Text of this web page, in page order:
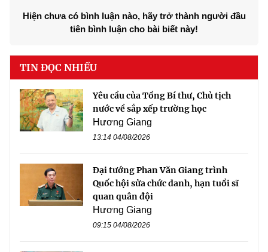
Hiện chưa có bình luận nào, hãy trở thành người đầu
tiên bình luận cho bài biết này!
TIN ĐỌC NHIỀU
Yêu cầu của Tổng Bí thư, Chủ tịch
nước về sắp xếp trường học
Hương Giang
13:14 04/08/2026
Đại tướng Phan Văn Giang trình
Quốc hội sửa chức danh, hạn tuổi sĩ
quan quân đội
Hương Giang
09:15 04/08/2026